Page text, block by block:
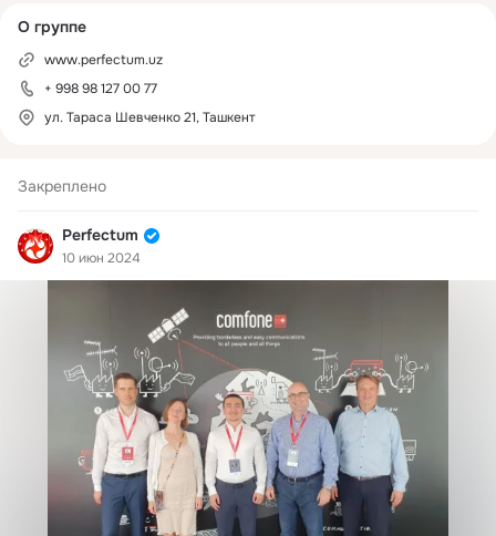
Закреплено
Perfectum
10 июн 2024
колонка
О группе
www.perfectum.uz
+ 998 98 127 00 77
ул. Тараса Шевченко 21, Ташкент